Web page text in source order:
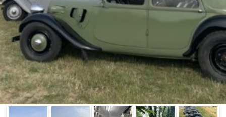
Liens
Bibliographie
Présentation 7
Présentation 11
Présentation 15 six
Evolution 7 et 11 -